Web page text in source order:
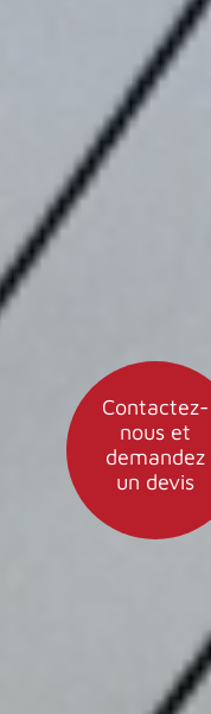
Contactez-
nous et
demandez
un devis